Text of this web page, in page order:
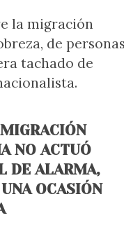
la migración
de personas
tachado de
NO ACTUÓ
DE ALARMA,
OCASIÓN